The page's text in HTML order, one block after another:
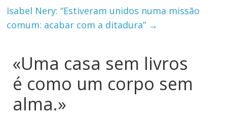
Isabel Nery: “Estiveram unidos numa missão
comum: acabar com a ditadura” →
«Uma casa sem livros
é como um corpo sem
alma.»